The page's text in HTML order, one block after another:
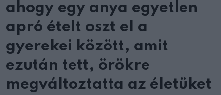
ahogy egy anya egyetlen
apró ételt oszt el a
gyerekei között, amit
ezután tett, örökre
megváltoztatta az életüket